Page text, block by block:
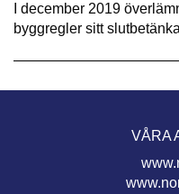
I december 2019
byggregler sitt
VÅRA